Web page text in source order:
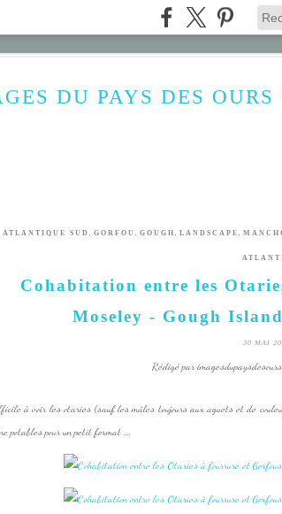
DU PAYS DES
ATLANTIQUE SUD , GORFOU , GOUGH , LANDSCAPE ,
Cohabitation entre les
Moseley - Gough
30 MAI
Rédigé par
à voir les otaries (sauf les mâles toujours aux aguets et de
potables pour un petit format ...